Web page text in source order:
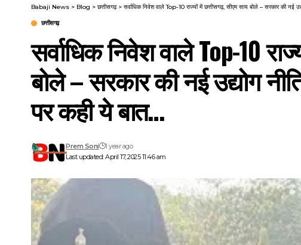
Babaji News > Blog > छत्तीसगढ़> सर्वाधिक निवेश वाले Top-10 राज्यों में छत्तीसगढ़, सीएम साय बोले – सरकार की नई
छत्तीसगढ़
सर्वाधिक निवेश वाले Top-10
बोले – सरकार की नई उद्योग
पर कही ये बात…
Last updated: April 17, 2025 11:46 am
Prem Soni 1 year ago